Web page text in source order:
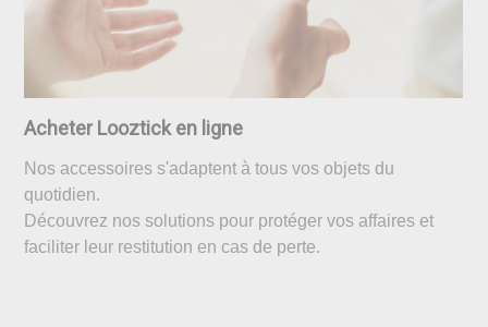
Acheter Looztick en ligne
Nos accessoires s'adaptent à tous vos objets du
quotidien.
Découvrez nos solutions pour protéger vos affaires et
faciliter leur restitution en cas de perte.